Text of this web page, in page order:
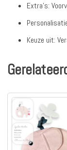
Extra’s:
Keuze uit: